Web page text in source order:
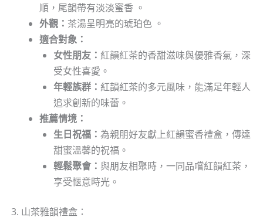
順，尾韻帶有淡淡蜜香 。
外觀： 茶湯呈明亮的琥珀色 。
適合對象：
女性朋友： 紅韻紅茶的香甜滋味與優雅香氣，深
受女性喜愛。
年輕族群： 紅韻紅茶的多元風味，能滿足年輕人
追求創新的味蕾。
推薦情境：
生日祝福： 為親朋好友獻上紅韻蜜香禮盒，傳達
甜蜜溫馨的祝福。
輕鬆聚會： 與朋友相聚時，一同品嚐紅韻紅茶，
享受愜意時光。
3. 山茶雅韻禮盒：